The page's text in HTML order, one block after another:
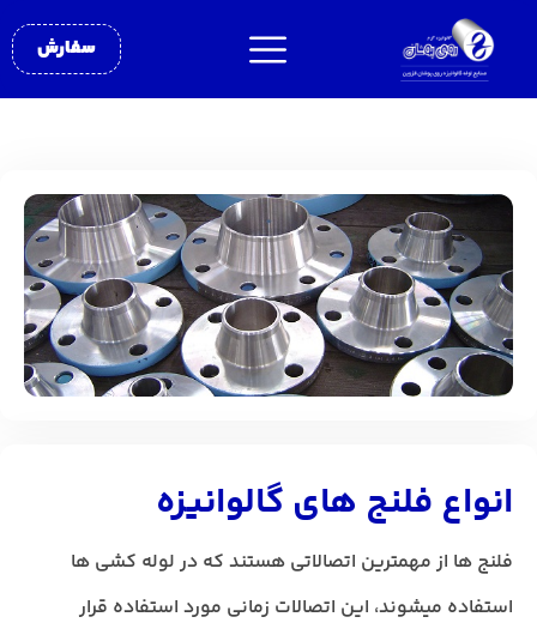
سفارش
انواع فلنج های گالوانیزه
فلنج ها از مهمترین اتصالاتی هستند که در لوله کشی ها
استفاده میشوند، این اتصالات زمانی مورد استفاده قرار